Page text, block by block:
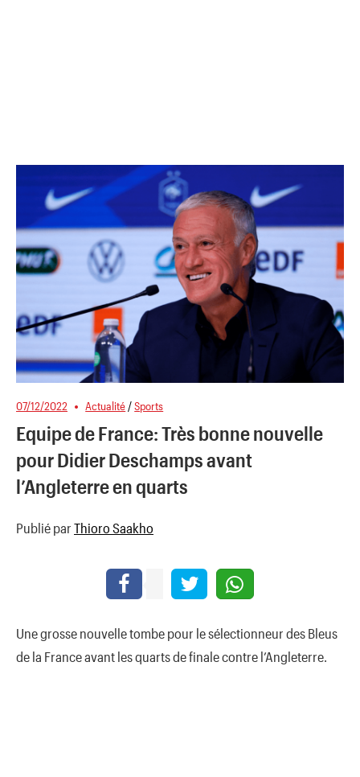
07/12/2022 Actualité /Sports
Equipe de France: Très bonne nouvelle
pour Didier Deschamps avant
l’Angleterre en quarts
Publié par Thioro Saakho
Une grosse nouvelle tombe pour le sélectionneur des Bleus
de la France avant les quarts de finale contre l’Angleterre.